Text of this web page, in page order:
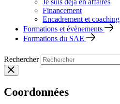
Je suis déjà en affaires
Financement
Encadrement et coaching
Formations et évènements
Formations du SAE
Rechercher
Coordonnées